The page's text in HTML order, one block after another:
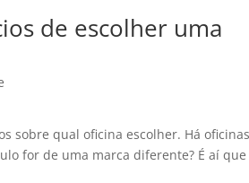
de escolher uma
sobre qual oficina escolher. Há oficinas
for de uma marca diferente? É aí que